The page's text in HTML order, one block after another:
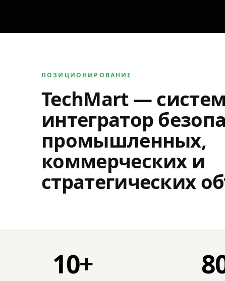
ПОЗИЦИОНИРОВАНИЕ
TechMart —
интегратор
промышленных,
коммерческих и
стратегических
10+